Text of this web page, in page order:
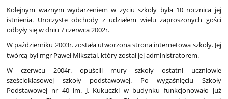
Kolejnym ważnym wydarzeniem w życiu szkoły była 10 rocznica jej
istnienia. Uroczyste obchody z udziałem wielu zaproszonych gości
odbyły się w dniu 7 czerwca 2002r.
W październiku 2003r. została utworzona strona internetowa szkoły. Jej
twórcą był mgr Paweł Miksztal, który został jej administratorem.
W czerwcu 2004r. opuścili mury szkoły ostatni uczniowie
sześcioklasowej szkoły podstawowej. Po wygaśnięciu Szkoły
Podstawowej nr 40 im. J. Kukuczki w budynku funkcjonowało już